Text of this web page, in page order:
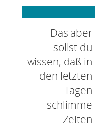
Das aber
sollst du
wissen, daß in
den letzten
Tagen
schlimme
Zeiten